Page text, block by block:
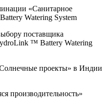
«Санитарное
Battery Watering System
поставщика
™ Battery Watering
проекты» в Индии
производительность»